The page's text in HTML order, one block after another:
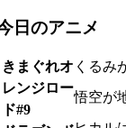
日のアニメ
きまぐれオ
レンジロー
ド#9
くるみ
悟空が